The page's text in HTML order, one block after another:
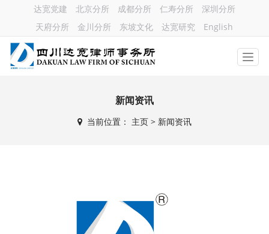
达宽党建 北京分所 成都分所 仁寿分所
深圳分所
天府分所
金川分所 东坡文化 达宽研究 English
新闻资讯
当前位置： 主页> 新闻资讯